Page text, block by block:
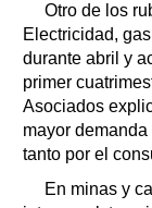
Otro de los
Electricidad,
durante abril y
primer
Asociados
mayor
tanto por el
En minas y